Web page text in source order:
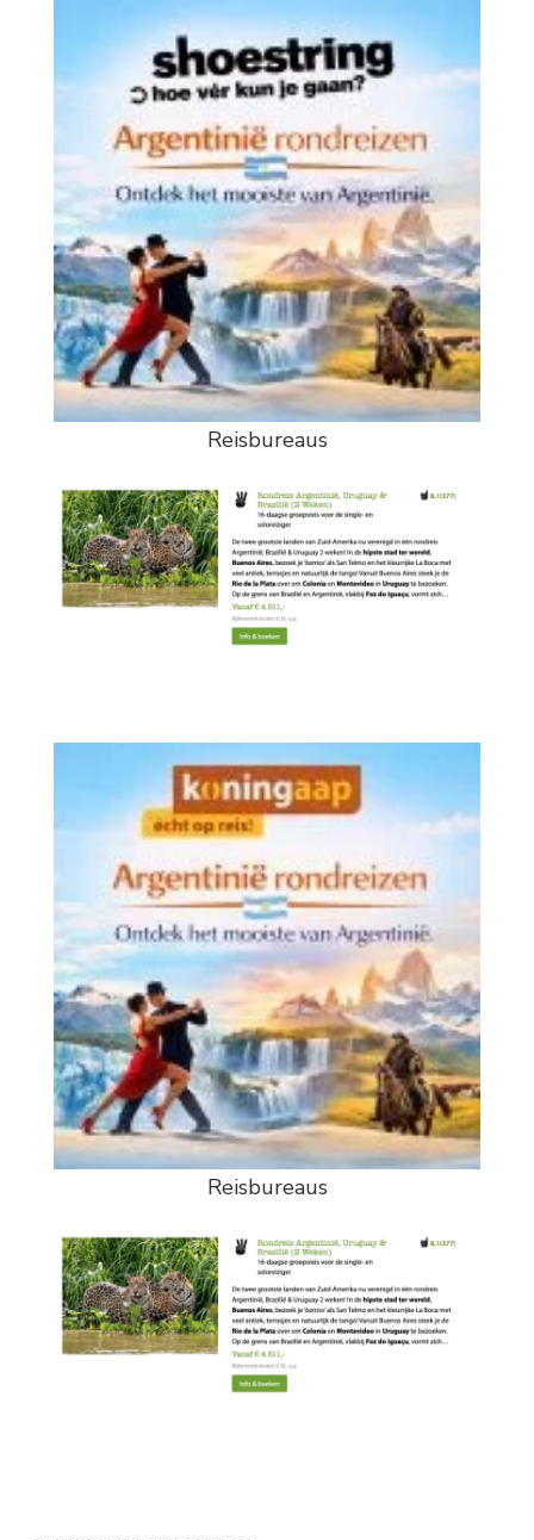
Reisbureaus
Reisbureaus